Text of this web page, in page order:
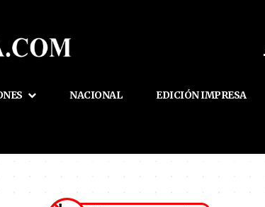
NACIONAL EDICIÓN IMPRESA